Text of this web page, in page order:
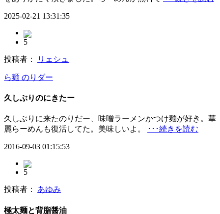
2025-02-21 13:31:35
5
投稿者： リェシュ
ら麺 のりダー
久しぶりのにきたー
久しぶりに来たのりだー、味噌ラーメンかつけ麺が好き。華
麗らーめんも復活してた。美味しいよ。
･･･続きを読む
2016-09-03 01:15:53
5
投稿者： あゆみ
極太麺と背脂醤油